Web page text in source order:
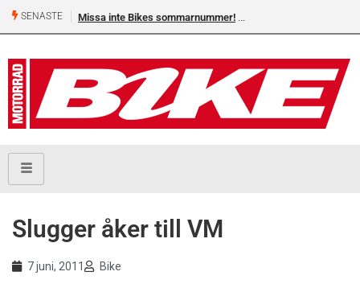
SENASTE Missa inte Bikes sommarnummer!
Slugger åker till VM
7 juni, 2011 Bike